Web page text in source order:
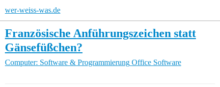
wer-weiss-was.de
Französische Anführungszeichen statt
Gänsefüßchen?
Computer: Software & Programmierung Office Software